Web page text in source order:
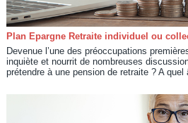
Plan Epargne Retraite individuel ou
Devenue l’une des préoccupations
inquiète et nourrit de nombreuses
prétendre à une pension de retraite ? A quel